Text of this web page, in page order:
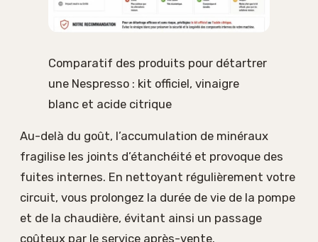
Comparatif des produits pour détartrer
une Nespresso : kit officiel, vinaigre
blanc et acide citrique
Au-delà du goût, l’accumulation de minéraux
fragilise les joints d’étanchéité et provoque des
fuites internes. En nettoyant régulièrement votre
circuit, vous prolongez la durée de vie de la pompe
et de la chaudière, évitant ainsi un passage
coûteux par le service après-vente.